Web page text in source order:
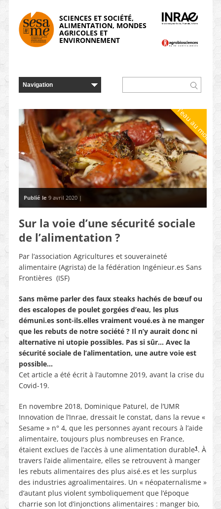
SCIENCES ET SOCIÉTÉ,
ALIMENTATION, MONDES
AGRICOLES ET
ENVIRONNEMENT
De l'eau au moulin
Publié le 9 avril 2020 |
Sur la voie d’une sécurité sociale
de l’alimentation ?
Par l’association Agricultures et souveraineté
alimentaire (Agrista) de la fédération Ingénieur.es Sans
Frontières (ISF)
Sans même parler des faux steaks hachés de bœuf ou
des escalopes de poulet gorgées d’eau, les plus
démuni.es sont-ils.elles vraiment voué.es à ne manger
que les rebuts de notre société ? Il n’y aurait donc ni
alternative ni utopie possibles. Pas si sûr… Avec la
sécurité sociale de l’alimentation, une autre voie est
possible…
Cet article a été écrit à l’automne 2019, avant la crise du
Covid-19.
En novembre 2018, Dominique Paturel, de l’UMR
Innovation de l’Inrae, dressait le constat, dans la revue «
Sesame » n° 4, que les personnes ayant recours à l’aide
alimentaire, toujours plus nombreuses en France,
étaient exclues de l’accès à une alimentation durable1. À
travers l’aide alimentaire, elles se retrouvent à manger
les rebuts alimentaires des plus aisé.es et les surplus
des industries agroalimentaires. Un « néopaternalisme »
d’autant plus violent symboliquement que l’époque
charrie son lot d’injonctions alimentaires : manger bio,